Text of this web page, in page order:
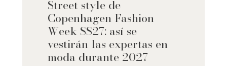
Street style de
Copenhagen Fashion
Week SS27: así se
vestirán las expertas en
moda durante 2027